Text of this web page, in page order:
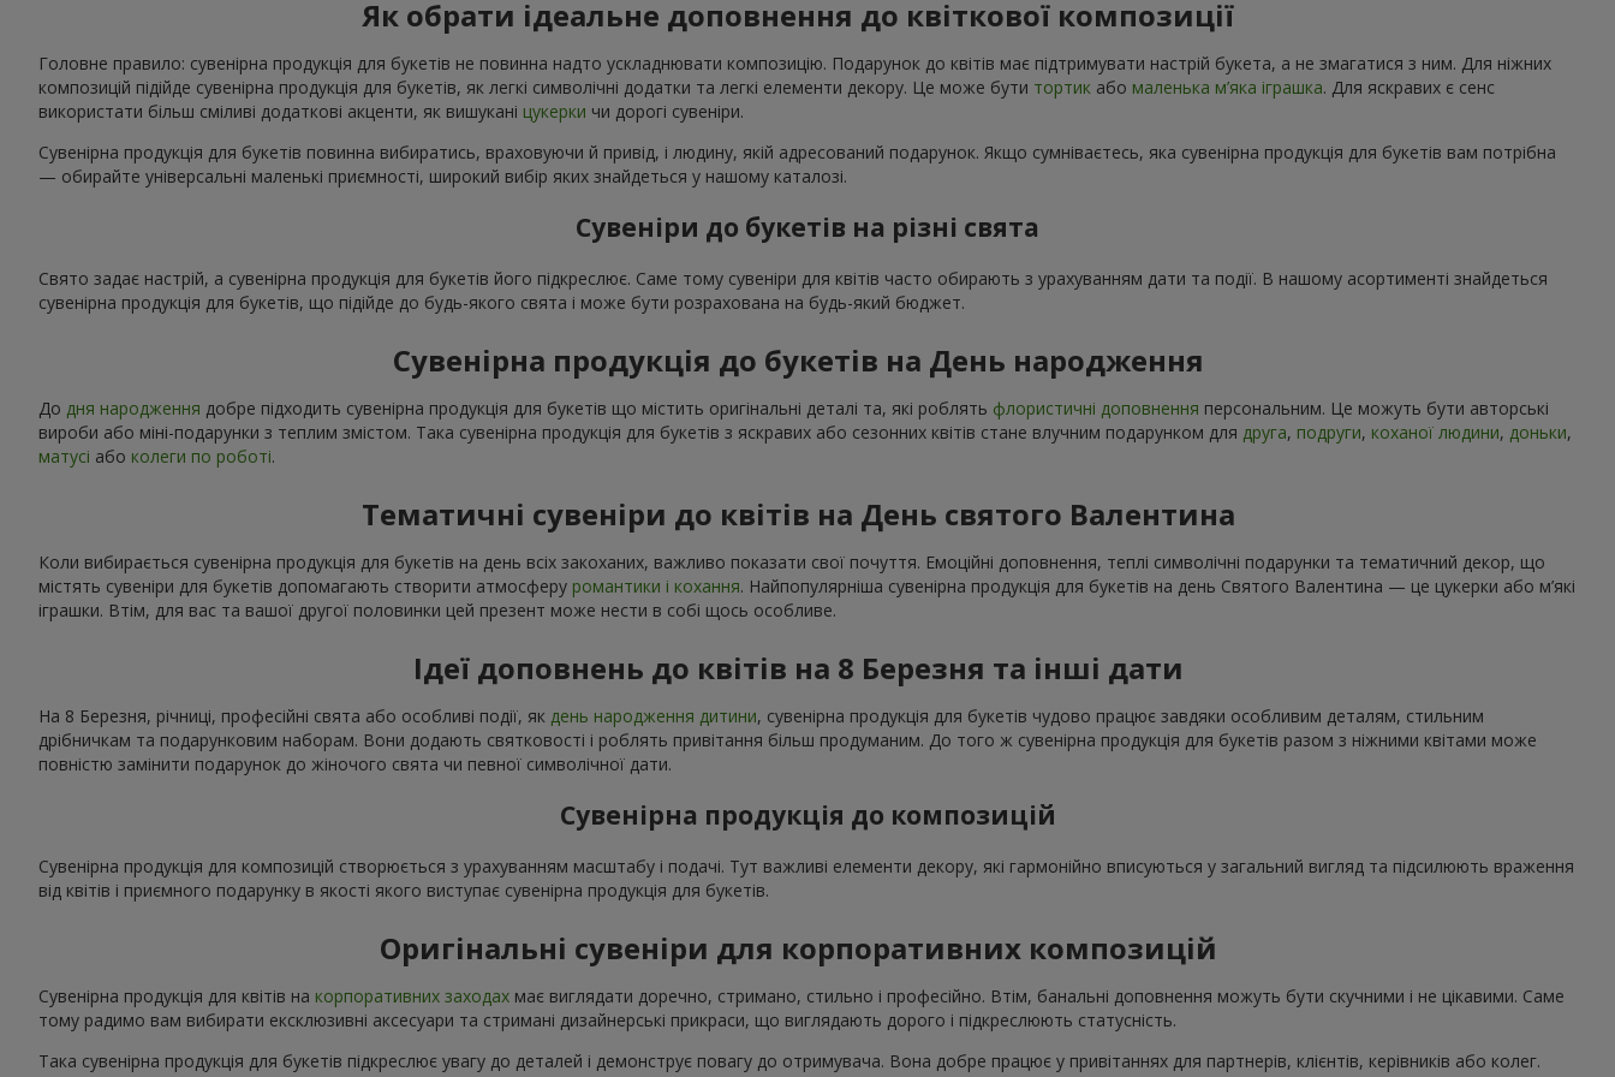
Як обрати ідеальне доповнення до квіткової композиції
Головне правило: сувенірна продукція для букетів не повинна надто ускладнювати композицію. Подарунок до квітів має підтримувати настрій букета, а не змагатися з ним. Для ніжних
композицій підійде сувенірна продукція для букетів, як легкі символічні додатки та легкі елементи декору. Це може бути тортик або маленька м’яка іграшка. Для яскравих є сенс
використати більш сміливі додаткові акценти, як вишукані цукерки чи дорогі сувеніри.
Сувенірна продукція для букетів повинна вибиратись, враховуючи й привід, і людину, якій адресований подарунок. Якщо сумніваєтесь, яка сувенірна продукція для букетів вам потрібна
— обирайте універсальні маленькі приємності, широкий вибір яких знайдеться у нашому каталозі.
Сувеніри до букетів на різні свята
Свято задає настрій, а сувенірна продукція для букетів його підкреслює. Саме тому сувеніри для квітів часто обирають з урахуванням дати та події. В нашому асортименті знайдеться
сувенірна продукція для букетів, що підійде до будь-якого свята і може бути розрахована на будь-який бюджет.
Сувенірна продукція до букетів на День народження
До дня народження добре підходить сувенірна продукція для букетів що містить оригінальні деталі та, які роблять флористичні доповнення персональним. Це можуть бути авторські
вироби або міні-подарунки з теплим змістом. Така сувенірна продукція для букетів з яскравих або сезонних квітів стане влучним подарунком для друга, подруги, коханої людини, доньки,
матусі або колеги по роботі.
Тематичні сувеніри до квітів на День святого Валентина
Коли вибирається сувенірна продукція для букетів на день всіх закоханих, важливо показати свої почуття. Емоційні доповнення, теплі символічні подарунки та тематичний декор, що
містять сувеніри для букетів допомагають створити атмосферу романтики і кохання. Найпопулярніша сувенірна продукція для букетів на день Святого Валентина — це цукерки або м’які
іграшки. Втім, для вас та вашої другої половинки цей презент може нести в собі щось особливе.
Ідеї доповнень до квітів на 8 Березня та інші дати
На 8 Березня, річниці, професійні свята або особливі події, як день народження дитини, сувенірна продукція для букетів чудово працює завдяки особливим деталям, стильним
дрібничкам та подарунковим наборам. Вони додають святковості і роблять привітання більш продуманим. До того ж сувенірна продукція для букетів разом з ніжними квітами може
повністю замінити подарунок до жіночого свята чи певної символічної дати.
Сувенірна продукція до композицій
Сувенірна продукція для композицій створюється з урахуванням масштабу і подачі. Тут важливі елементи декору, які гармонійно вписуються у загальний вигляд та підсилюють враження
від квітів і приємного подарунку в якості якого виступає сувенірна продукція для букетів.
Оригінальні сувеніри для корпоративних композицій
Сувенірна продукція для квітів на корпоративних заходах має виглядати доречно, стримано, стильно і професійно. Втім, банальні доповнення можуть бути скучними і не цікавими. Саме
тому радимо вам вибирати ексклюзивні аксесуари та стримані дизайнерські прикраси, що виглядають дорого і підкреслюють статусність.
Така сувенірна продукція для букетів підкреслює увагу до деталей і демонструє повагу до отримувача. Вона добре працює у привітаннях для партнерів, клієнтів, керівників або колег.